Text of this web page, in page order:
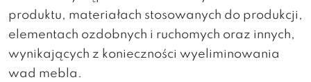
produktu, materiałach stosowanych do produkcji,
elementach ozdobnych i ruchomych oraz innych,
wynikających z konieczności wyeliminowania
wad mebla.